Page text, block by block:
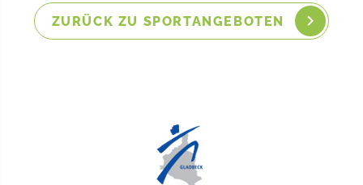
ZURÜCK ZU SPORTANGEBOTEN